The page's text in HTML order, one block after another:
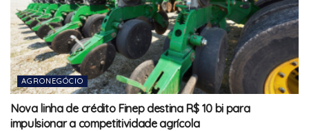
AGRONEGÓCIO
Nova linha de crédito Finep destina R$ 10 bi para
impulsionar a competitividade agrícola